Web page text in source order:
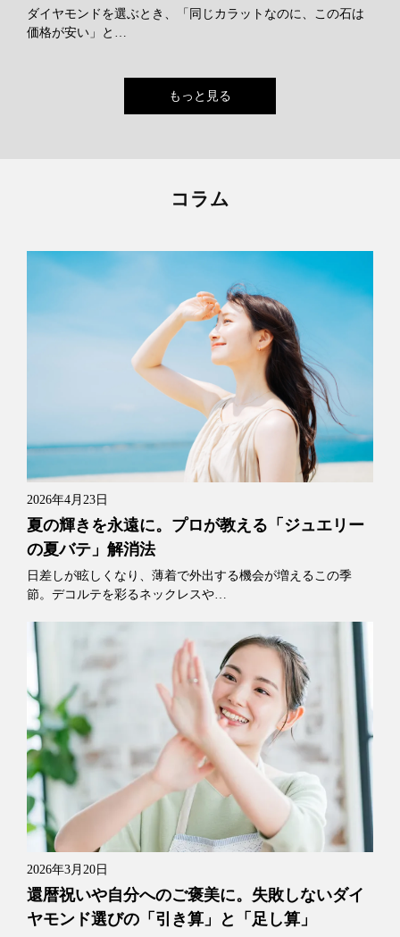
ダイヤモンドを選ぶとき、「同じカラットなのに、この石は
価格が安い」と…
もっと見る
コラム
2026年4月23日
夏の輝きを永遠に。プロが教える「ジュエリー
の夏バテ」解消法
日差しが眩しくなり、薄着で外出する機会が増えるこの季
節。デコルテを彩るネックレスや…
2026年3月20日
還暦祝いや自分へのご褒美に。失敗しないダイ
ヤモンド選びの「引き算」と「足し算」